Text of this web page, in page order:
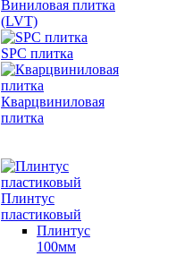
Виниловая плитка
(LVT)
SPC плитка
Кварцвиниловая
плитка
Плинтус
пластиковый
Плинтус
100мм